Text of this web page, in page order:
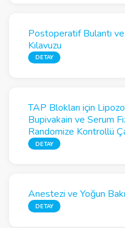
Postoperatif Bulantı
Kılavuzu
DETAY
TAP Blokları için
Bupivakain ve Serum
Randomize Kontrollü
DETAY
Anestezi ve Yoğun
DETAY